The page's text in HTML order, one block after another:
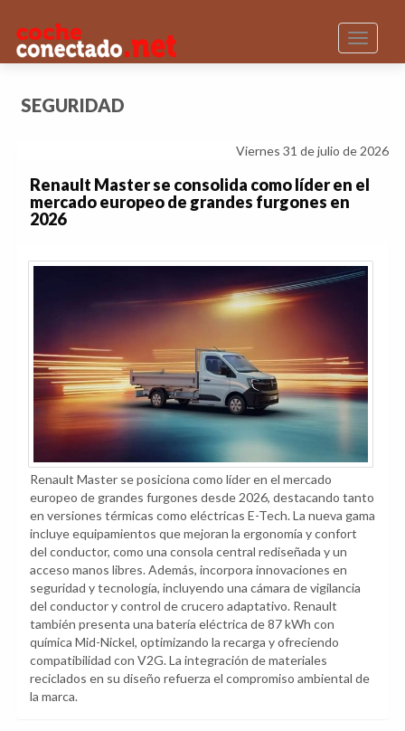
Toggle
SEGURIDAD
Viernes 31 de julio de 2026
Renault Master se consolida como líder en el
mercado europeo de grandes furgones en
2026
Renault Master se posiciona como líder en el mercado
europeo de grandes furgones desde 2026, destacando tanto
en versiones térmicas como eléctricas E-Tech. La nueva gama
incluye equipamientos que mejoran la ergonomía y confort
del conductor, como una consola central rediseñada y un
acceso manos libres. Además, incorpora innovaciones en
seguridad y tecnología, incluyendo una cámara de vigilancia
del conductor y control de crucero adaptativo. Renault
también presenta una batería eléctrica de 87 kWh con
química Mid-Nickel, optimizando la recarga y ofreciendo
compatibilidad con V2G. La integración de materiales
reciclados en su diseño refuerza el compromiso ambiental de
la marca.